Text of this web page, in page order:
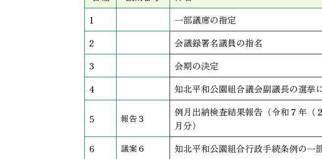
1
一部議席の指定
2
会議録署名議員の指名
3
会期の決定
4
知北平和公園組合議会副議長の選挙
5 報告３
例月出納検査結果報告（令和７年（
月分）
6
議案６ 知北平和公園組合行政手続条例の一